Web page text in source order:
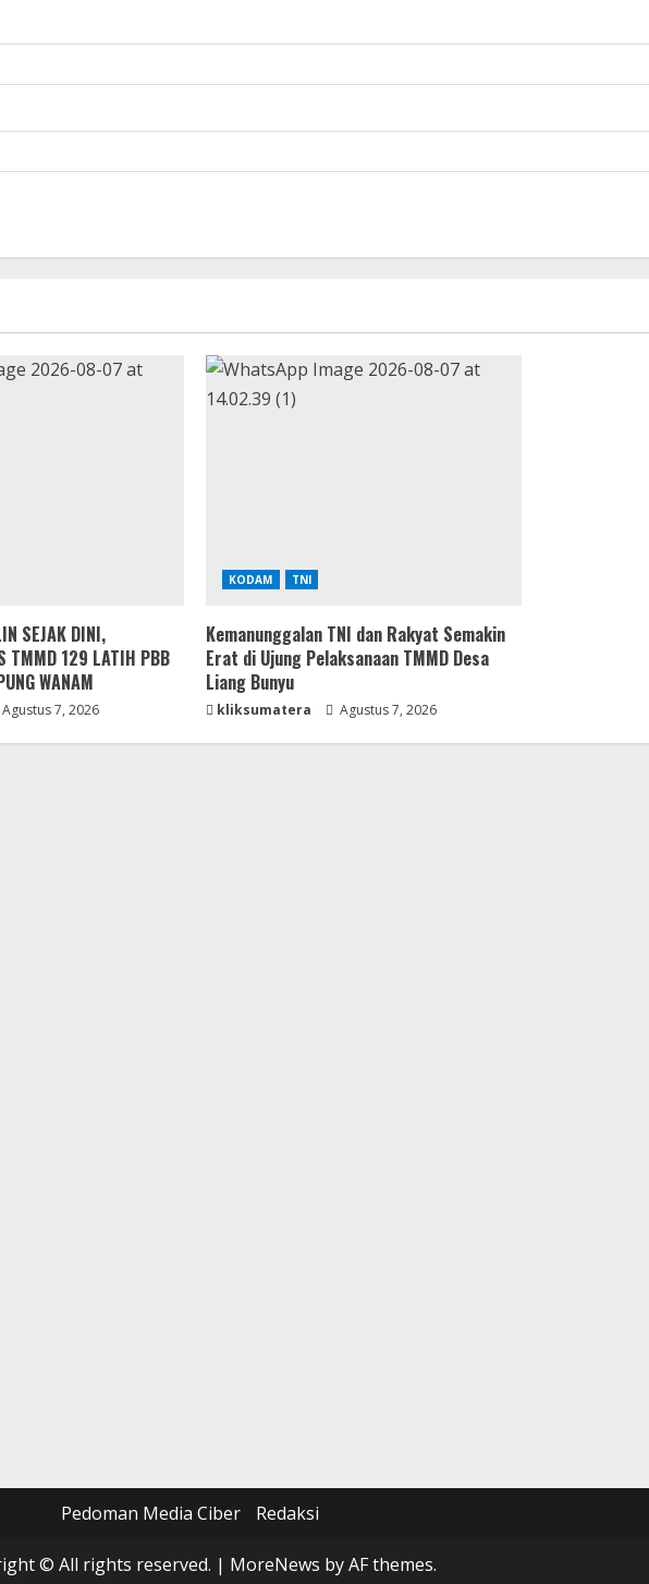
SEJAK DINI,
TMMD 129 LATIH PBB
WANAM
Agustus 7, 2026
KODAM TNI
Kemanunggalan TNI dan Rakyat Semakin
Erat di Ujung Pelaksanaan TMMD Desa
Liang Bunyu
kliksumatera Agustus 7, 2026
Pedoman Media Ciber Redaksi
© All rights reserved. | MoreNews by AF themes.